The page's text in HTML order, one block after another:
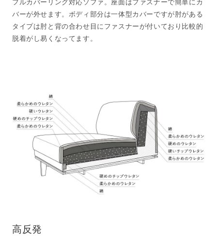
フルカバーリング対応ソファ。座面はファスナーで簡単にカ
バーが外せます。ボディ部分は一体型カバーですが肘がある
タイプは肘と背の合わせ目にファスナーが付いており比較的
脱着がし易くなってます。
高反発